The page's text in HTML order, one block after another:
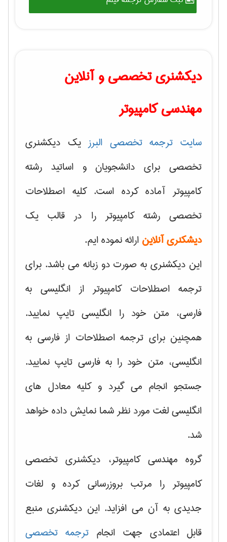
دیکشنری تخصصی و آنلاین
مهندسی کامپیوتر
سایت ترجمه تخصصی البرزیک دیکشنری
تخصصی برای دانشجویان و اساتید رشته
کامپیوتر آماده کرده است. کلیه اصطلاحات
تخصصی رشته کامپیوتر را در قالب یک
دیشکنری آنلاین ارائه نموده ایم.
این دیکشنری به صورت دو زبانه می باشد. برای
ترجمه اصطلاحات کامپیوتر از انگلیسی به
فارسی، متن خود را انگلیسی تایپ نمایید.
همچنین برای ترجمه اصطلاحات از فارسی به
انگلیسی، متن خود را به فارسی تایپ نمایید.
جستجو انجام می گیرد و کلیه معادل های
انگلیسی لغت مورد نظر شما نمایش داده خواهد
شد.
گروه مهندسی کامپیوتر، دیکشنری تخصصی
کامپیوتر را مرتب بروزرسانی کرده و لغات
جدیدی به آن می افزاید. این دیکشنری منبع
قابل اعتمادی جهت انجام ترجمه تخصصی